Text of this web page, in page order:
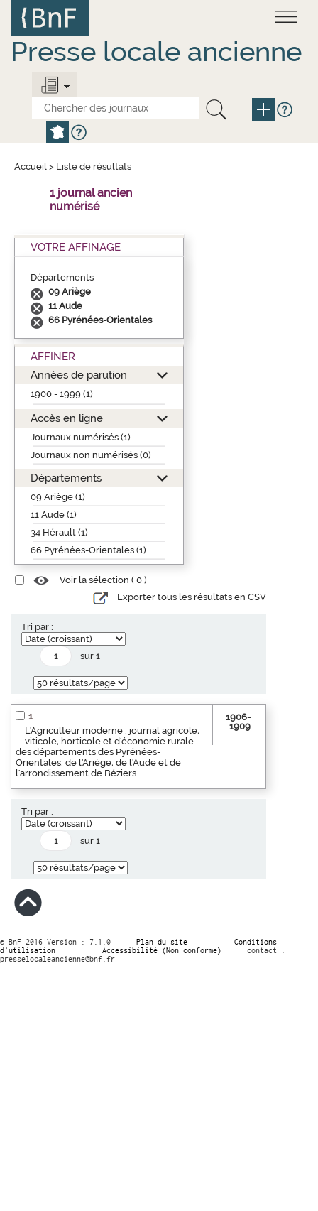
contenu
principal
Presse locale ancienne
Accueil > Liste de résultats
1 journal ancien
numérisé
VOTRE AFFINAGE
Départements
09 Ariège
11 Aude
66 Pyrénées-Orientales
AFFINER
Années de parution
1900 - 1999 (1)
Accès en ligne
Journaux numérisés (1)
Journaux non numérisés (0)
Départements
09 Ariège (1)
11 Aude (1)
34 Hérault (1)
66 Pyrénées-Orientales (1)
Voir la sélection ( 0 )
Exporter tous les résultats en CSV
Tri par :
sur 1
1
L'Agriculteur moderne : journal agricole,
viticole, horticole et d'économie rurale
des départements des Pyrénées-
Orientales, de l'Ariège, de l'Aude et de
l'arrondissement de Béziers
1906-
1909
Tri par :
sur 1
© BnF 2016 Version : 7.1.0 Plan du site
Conditions
d’utilisation
Accessibilité (Non conforme)
contact :
presselocaleancienne@bnf.fr
Panneau de gestion des cookies